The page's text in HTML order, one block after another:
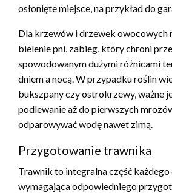
osłonięte miejsce, na przykład do
Dla krzewów i drzewek owocowych
bielenie pni, zabieg, który chroni
spowodowanym dużymi różnicami
dniem a nocą. W przypadku roślin
bukszpany czy ostrokrzewy, ważne
podlewanie aż do pierwszych
odparowywać wodę nawet zimą.
Przygotowanie trawnika
Trawnik to integralna część
wymagająca odpowiedniego